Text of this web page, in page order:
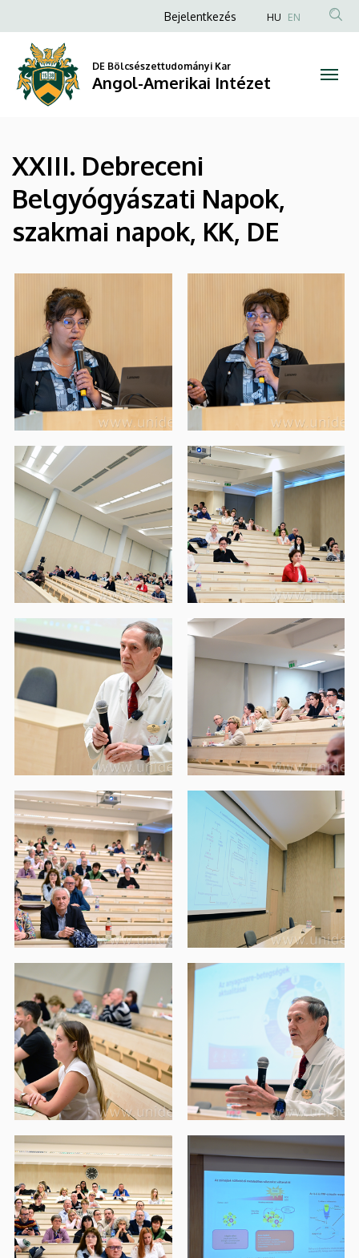
Angol-
Amerikai
Intézet
a
tartalomra
Anonim
fiók
menüje
Bejelentkezés HU EN
DE Bölcsészettudományi Kar
Angol-Amerikai Intézet
XXIII. Debreceni
Belgyógyászati Napok,
szakmai napok, KK, DE